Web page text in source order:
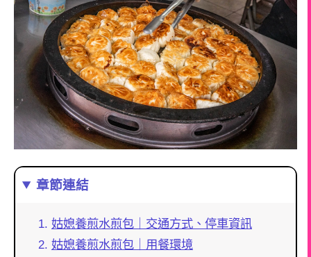
章節連結
姑媳養煎水煎包｜交通方式、停車資訊
姑媳養煎水煎包｜用餐環境